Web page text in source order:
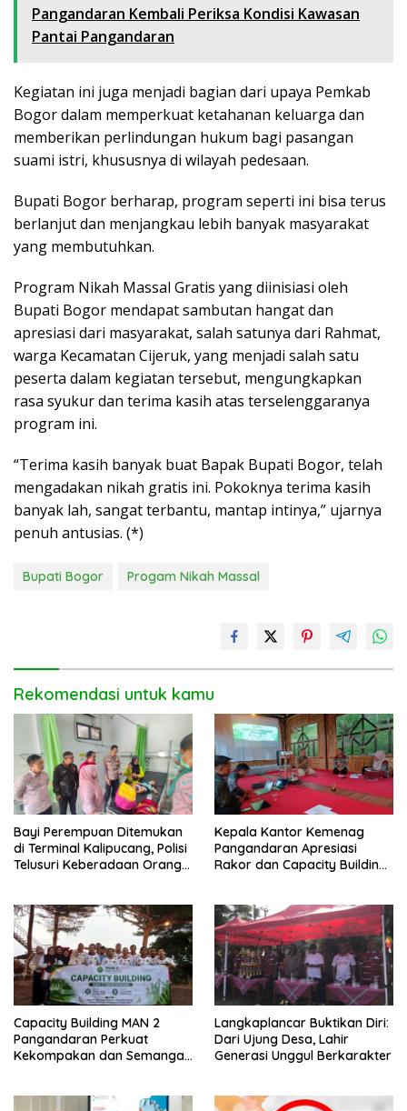
Pangandaran Kembali Periksa Kondisi Kawasan
Pantai Pangandaran
Kegiatan ini juga menjadi bagian dari upaya Pemkab
Bogor dalam memperkuat ketahanan keluarga dan
memberikan perlindungan hukum bagi pasangan
suami istri, khususnya di wilayah pedesaan.
Bupati Bogor berharap, program seperti ini bisa terus
berlanjut dan menjangkau lebih banyak masyarakat
yang membutuhkan.
Program Nikah Massal Gratis yang diinisiasi oleh
Bupati Bogor mendapat sambutan hangat dan
apresiasi dari masyarakat, salah satunya dari Rahmat,
warga Kecamatan Cijeruk, yang menjadi salah satu
peserta dalam kegiatan tersebut, mengungkapkan
rasa syukur dan terima kasih atas terselenggaranya
program ini.
“Terima kasih banyak buat Bapak Bupati Bogor, telah
mengadakan nikah gratis ini. Pokoknya terima kasih
banyak lah, sangat terbantu, mantap intinya,” ujarnya
penuh antusias. (*)
Bupati Bogor Progam Nikah Massal
Rekomendasi untuk kamu
Bayi Perempuan Ditemukan
di Terminal Kalipucang, Polisi
Telusuri Keberadaan Orang
Kepala Kantor Kemenag
Pangandaran Apresiasi
Rakor dan Capacity Building
Antar Lini
Capacity Building MAN 2
Pangandaran Perkuat
Kekompakan dan Semangat
Langkaplancar Buktikan Diri:
Dari Ujung Desa, Lahir
Generasi Unggul Berkarakter